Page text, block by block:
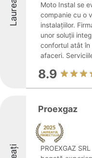
Laureați
Moto Instal se
companie cu o
instalațiilor.
unor soluții
confortul atât în
afaceri.
8.9
Proexgaz
PROEXGAZ